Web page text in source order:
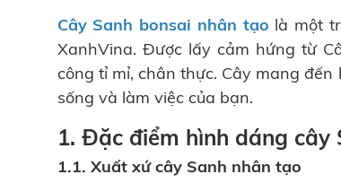
Cây Sanh bonsai nhân tạo là một
XanhVina. Được lấy cảm hứng từ
công tỉ mỉ, chân thực. Cây mang
sống và làm việc của bạn.
1. Đặc điểm hình dáng cây
1.1. Xuất xứ cây Sanh nhân tạo